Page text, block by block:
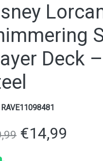
Deck
RAVE11098481
€14,99